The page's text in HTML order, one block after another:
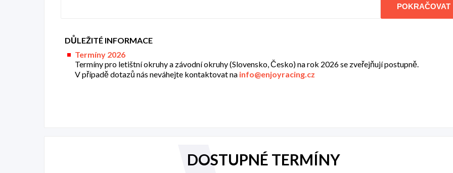
POKRAČOVAT
DŮLEŽITÉ INFORMACE
Termíny 2026
Termíny pro letištní okruhy a závodní okruhy (Slovensko, Česko) na rok 2026 se zveřejňují postupně.
V případě dotazů nás neváhejte kontaktovat na info@enjoyracing.cz
DOSTUPNÉ TERMÍNY